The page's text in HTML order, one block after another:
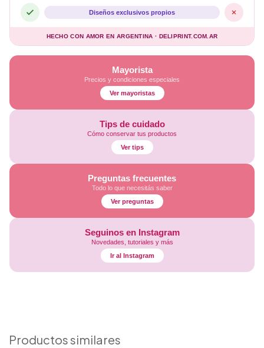
Mayorista
Precios y condiciones especiales
Ver mayoristas
Tips de cuidado
Cómo conservar tus productos
Ver tips
Preguntas frecuentes
Todo lo que necesitás saber
Ver preguntas
Seguinos en Instagram
Novedades, tutoriales y más
Ir al Instagram
Diseños exclusivos propios
HECHO CON AMOR EN ARGENTINA · DELIPRINT.COM.AR
Productos similares